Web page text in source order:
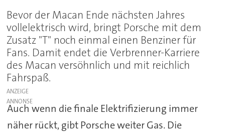
Bevor der Macan Ende nächsten Jahres
vollelektrisch wird, bringt Porsche mit dem
Zusatz "T" noch einmal einen Benziner für
Fans. Damit endet die Verbrenner-Karriere
des Macan versöhnlich und mit reichlich
Fahrspaß.
ANZEIGE
Auch wenn die finale Elektrifizierung immer
näher rückt, gibt Porsche weiter Gas. Die